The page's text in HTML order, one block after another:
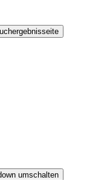
umschalten